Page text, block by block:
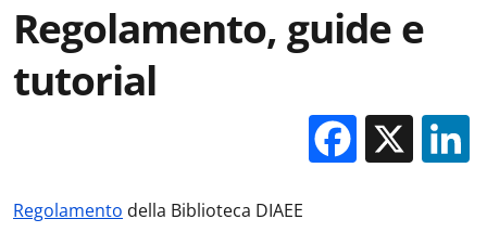
Regolamento, guide e
tutorial
X
Regolamento della Biblioteca DIAEE